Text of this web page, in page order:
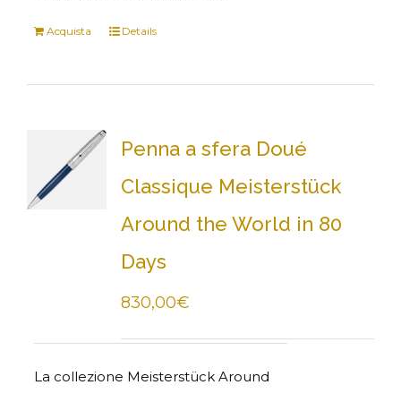
Acquista Details
Penna a sfera Doué
Classique Meisterstück
Around the World in 80
Days
830,00€
La collezione Meisterstück Around